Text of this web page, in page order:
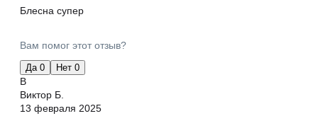
Блесна супер
Вам помог этот отзыв?
Да 0 Нет 0
В
Виктор Б.
13 февраля 2025